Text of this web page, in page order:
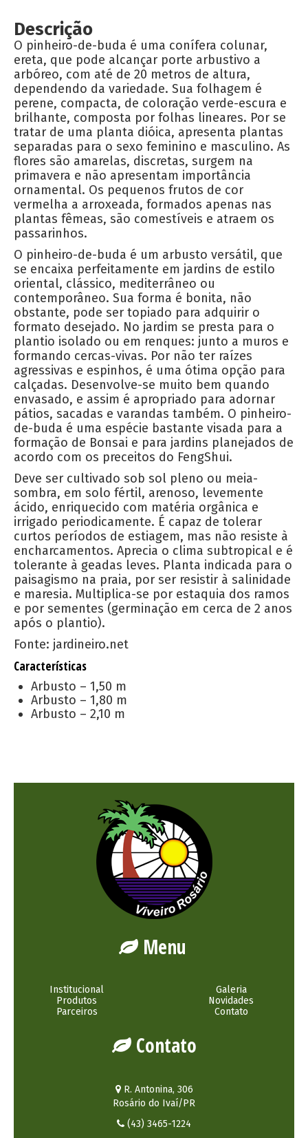
Descrição
O pinheiro-de-buda é uma conífera colunar,
ereta, que pode alcançar porte arbustivo a
arbóreo, com até de 20 metros de altura,
dependendo da variedade. Sua folhagem é
perene, compacta, de coloração verde-escura e
brilhante, composta por folhas lineares. Por se
tratar de uma planta dióica, apresenta plantas
separadas para o sexo feminino e masculino. As
flores são amarelas, discretas, surgem na
primavera e não apresentam importância
ornamental. Os pequenos frutos de cor
vermelha a arroxeada, formados apenas nas
plantas fêmeas, são comestíveis e atraem os
passarinhos.
O pinheiro-de-buda é um arbusto versátil, que
se encaixa perfeitamente em jardins de estilo
oriental, clássico, mediterrâneo ou
contemporâneo. Sua forma é bonita, não
obstante, pode ser topiado para adquirir o
formato desejado. No jardim se presta para o
plantio isolado ou em renques: junto a muros e
formando cercas-vivas. Por não ter raízes
agressivas e espinhos, é uma ótima opção para
calçadas. Desenvolve-se muito bem quando
envasado, e assim é apropriado para adornar
pátios, sacadas e varandas também. O pinheiro-
de-buda é uma espécie bastante visada para a
formação de Bonsai e para jardins planejados de
acordo com os preceitos do FengShui.
Deve ser cultivado sob sol pleno ou meia-
sombra, em solo fértil, arenoso, levemente
ácido, enriquecido com matéria orgânica e
irrigado periodicamente. É capaz de tolerar
curtos períodos de estiagem, mas não resiste à
encharcamentos. Aprecia o clima subtropical e é
tolerante à geadas leves. Planta indicada para o
paisagismo na praia, por ser resistir à salinidade
e maresia. Multiplica-se por estaquia dos ramos
e por sementes (germinação em cerca de 2 anos
após o plantio).
Fonte: jardineiro.net
Características
Arbusto – 1,50 m
Arbusto – 1,80 m
Arbusto – 2,10 m
Menu
Institucional
Produtos
Parceiros
Galeria
Novidades
Contato
Contato
R. Antonina, 306
Rosário do Ivaí/PR
(43) 3465-1224